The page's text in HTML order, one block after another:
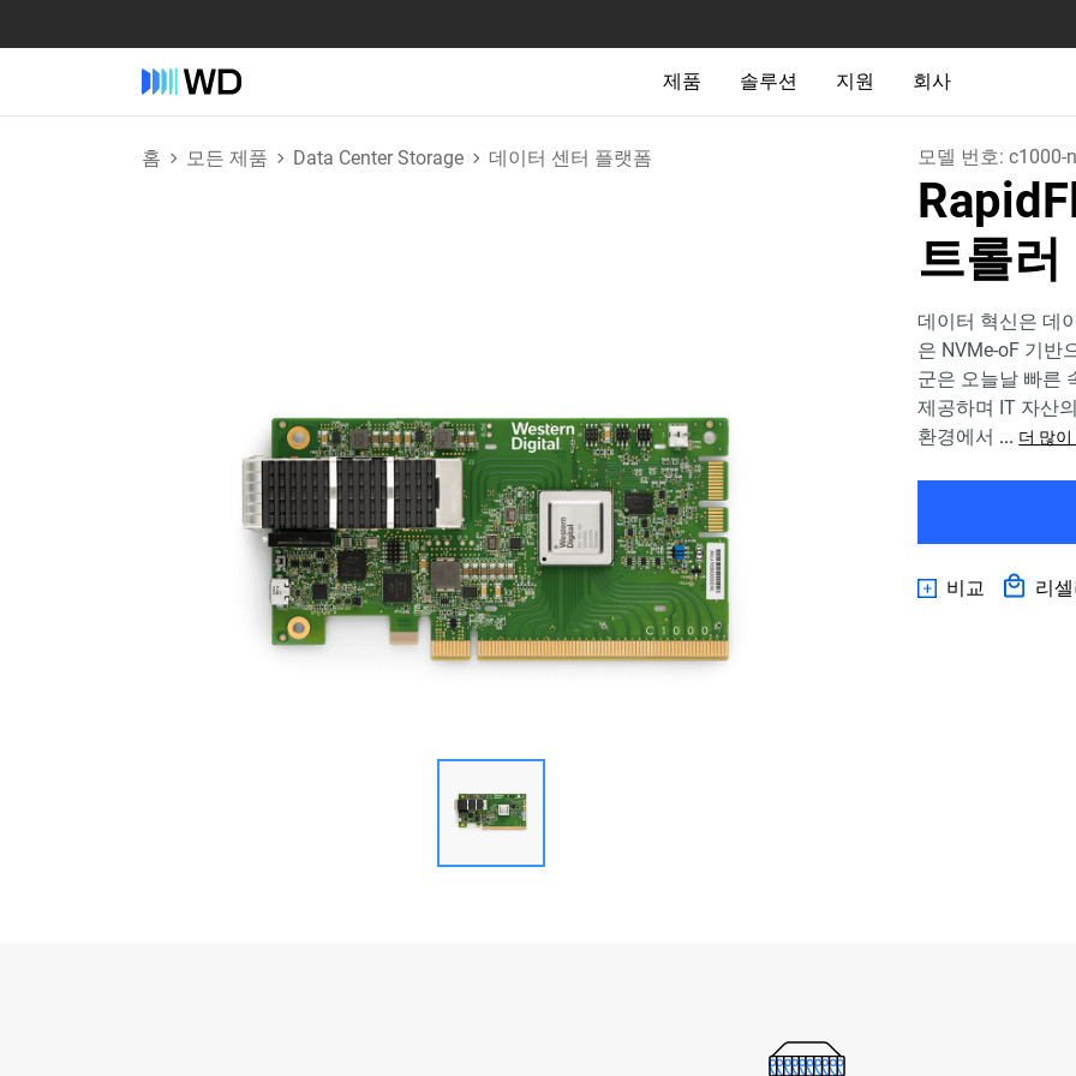
제품 솔루션 지원 회사
홈 모든 제품 Data Center Storage 데이터 센터 플랫폼 모델 번호:c1000-
트롤
데이터 혁신은 데
은 NVMe-oF 기반
군은 오늘날 빠른
제공하며 IT 자산
환경에서 ... 더 많
비교 리